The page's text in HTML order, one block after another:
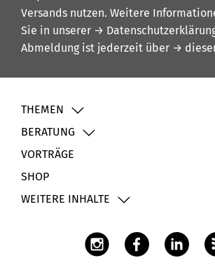
Versands nutzen. Weitere
Sie in unserer →
Abmeldung ist jederzeit über →
THEMEN
BERATUNG
VORTRÄGE
SHOP
WEITERE INHALTE